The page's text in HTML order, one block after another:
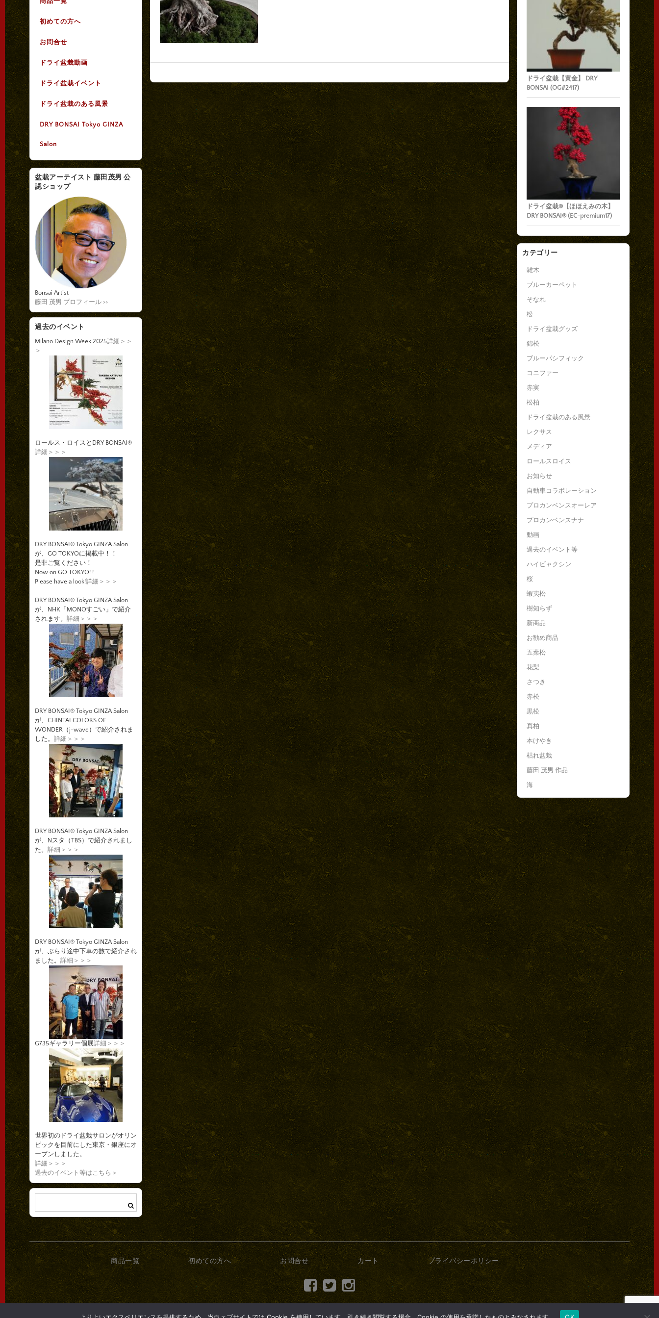
初めての方へ
お問合せ
ドライ盆栽動画
ドライ盆栽イベント
ドライ盆栽のある風景
DRY BONSAI Tokyo GINZA
Salon
ドライ盆栽【黄金】 DRY
BONSAI (OG#2417)
ドライ盆栽®【ほほえみの木】
DRY BONSAI® (EC-premium17)
カテゴリー
雑木
ブルーカーペット
そなれ
松
ドライ盆栽グッズ
錦松
ブルーパシフィック
コニファー
赤実
松柏
ドライ盆栽のある風景
レクサス
メディア
ロールスロイス
お知らせ
自動車コラボレーション
プロカンベンスオーレア
プロカンベンスナナ
動画
過去のイベント等
ハイビャクシン
桜
蝦夷松
樹知らず
新商品
お勧め商品
五葉松
花梨
さつき
赤松
黒松
真柏
本けやき
枯れ盆栽
藤田 茂男 作品
海
盆栽アーテイスト 藤田茂男 公
認ショップ
Bonsai Artist
藤田 茂男 プロフィール >>
過去のイベント
Milano Design Week 2025詳細＞＞
＞
ロールス・ロイスとDRY BONSAI®
詳細＞＞＞
DRY BONSAI® Tokyo GINZA Salon
が、GO TOKYOに掲載中！！
是非ご覧ください！
Now on GO TOKYO! !
Please have a look!詳細＞＞＞
DRY BONSAI® Tokyo GINZA Salon
が、NHK「MONOすごい」で紹介
されます。 詳細＞＞＞
DRY BONSAI® Tokyo GINZA Salon
が、CHINTAI COLORS OF
WONDER（j-wave）で紹介されま
した。 詳細＞＞＞
DRY BONSAI® Tokyo GINZA Salon
が、Nスタ（TBS）で紹介されまし
た。 詳細＞＞＞
DRY BONSAI® Tokyo GINZA Salon
が、ぶらり途中下車の旅で紹介され
ました。 詳細＞＞＞
G735ギャラリー個展詳細＞＞＞
世界初のドライ盆栽サロンがオリン
ピックを目前にした東京・銀座にオ
ープンしました。
詳細＞＞＞
過去のイベント等はこちら＞
商品一覧 初めての方へ お問合せ カート プライバシーポリシー